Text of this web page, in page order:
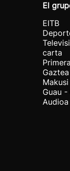
El
EITB
carta
Gaztea
Makusi
Guau -
Audioa